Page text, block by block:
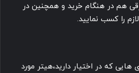
هم در هنگام خرید و همچنین در
را کسب نمایید.
هایی که در اختیار دارید،هیتر مورد